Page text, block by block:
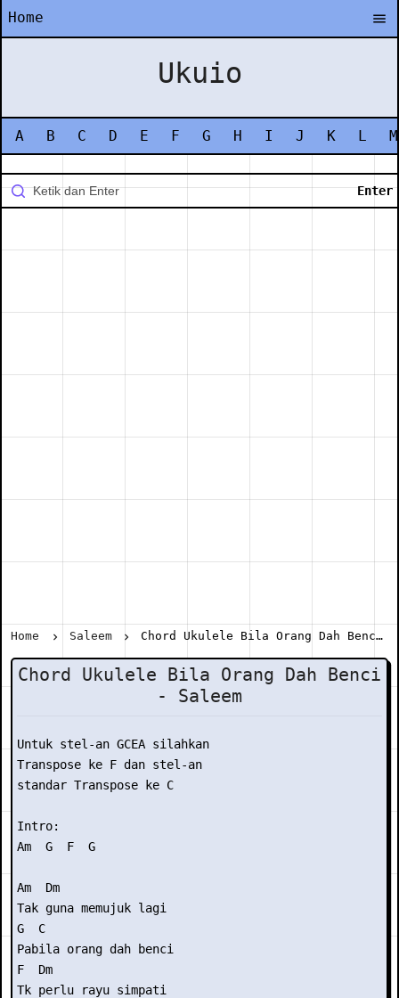
Home
Ukuio
A B C D E F G H I J K L M
Home Saleem Chord Ukulele Bila Orang Dah Benci - Saleem
Chord Ukulele Bila Orang Dah Benci
- Saleem
Untuk stel-an GCEA silahkan
Transpose ke F dan stel-an
standar Transpose ke C
Intro:
Am  G  F  G
Am  Dm
Tak guna memujuk lagi
G  C
Pabila orang dah benci
F  Dm
Tk perlu rayu simpati